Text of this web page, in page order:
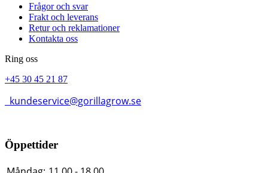
Frågor och svar
Frakt och leverans
Retur och reklamationer
Kontakta oss
Ring oss
+45 30 45 21 87
kundeservice@gorillagrow.se
Öppettider